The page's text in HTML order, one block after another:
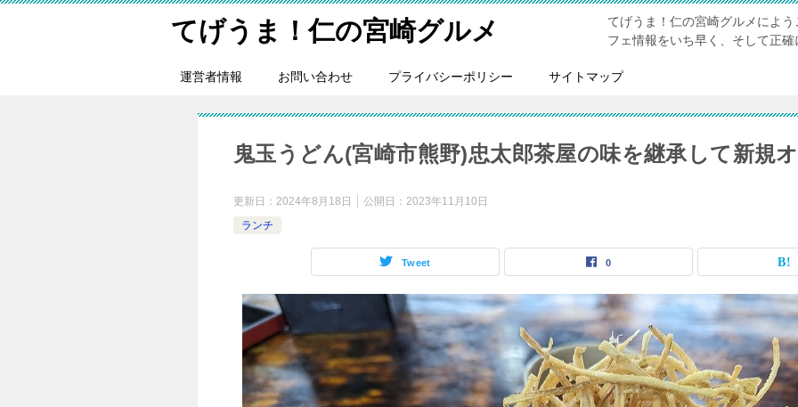
てげうま！仁の宮崎グルメ
てげうま！仁の宮崎グルメによ
フェ情報をいち早く、そして正
運営者情報 お問い合わせ プライバシーポリシー サイトマップ
鬼玉うどん(宮崎市熊野)忠太郎茶屋の味を継承して新規
更新日： 2024年8月18日 公開日： 2023年11月10日
ランチ
Tweet 0